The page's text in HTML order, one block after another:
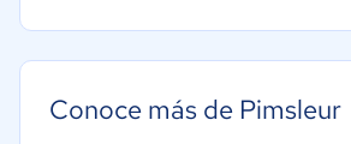
Conoce más de Pimsleur